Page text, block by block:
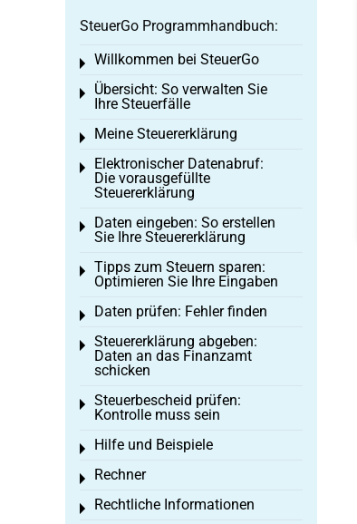
SteuerGo Programmhandbuch:
Willkommen bei SteuerGo
Toggle menu
Übersicht: So verwalten Sie
Ihre Steuerfälle
Toggle menu
Meine Steuererklärung
Toggle menu
Elektronischer Datenabruf:
Die vorausgefüllte
Steuererklärung
Toggle menu
Daten eingeben: So erstellen
Sie Ihre Steuererklärung
Toggle menu
Tipps zum Steuern sparen:
Optimieren Sie Ihre Eingaben
Toggle menu
Daten prüfen: Fehler finden
Toggle menu
Steuererklärung abgeben:
Daten an das Finanzamt
schicken
Toggle menu
Steuerbescheid prüfen:
Kontrolle muss sein
Toggle menu
Hilfe und Beispiele
Toggle menu
Rechner
Toggle menu
Rechtliche Informationen
Toggle menu